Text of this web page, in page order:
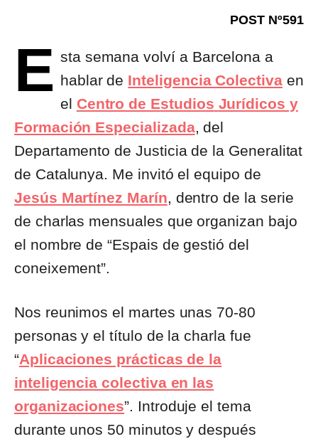
POST Nº591
E sta semana volví a Barcelona a
hablar de Inteligencia Colectivaen
el Centro de Estudios Jurídicos y
Formación Especializada, del
Departamento de Justicia de la Generalitat
de Catalunya. Me invitó el equipo de
Jesús Martínez Marín, dentro de la serie
de charlas mensuales que organizan bajo
el nombre de “Espais de gestió del
coneixement”.
Nos reunimos el martes unas 70-80
personas y el título de la charla fue
“Aplicaciones prácticas de la
inteligencia colectiva en las
organizaciones”. Introduje el tema
durante unos 50 minutos y después